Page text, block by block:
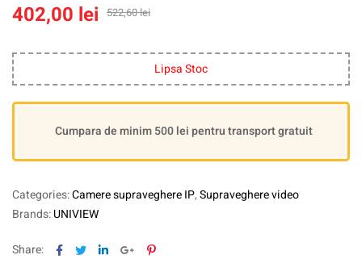
522,60lei
402,00 lei
Lipsa Stoc
Cumpara de minim 500 lei pentru transport gratuit
Categories:Camere supraveghere IP,Supraveghere video
Brands:UNIVIEW
Share: Facebook
TwitterLinkedinGoogle+Pinterest